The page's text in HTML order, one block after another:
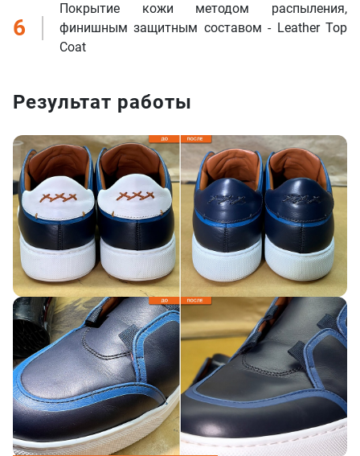
6
Покрытие кожи методом распыления,
финишным защитным составом - Leather Top
Coat
Результат работы